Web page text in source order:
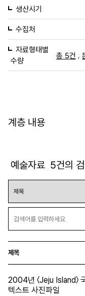
생산시기
수집처
자료형태별
수량
총 5건 ,
계층 내용
예술자료 5건의
제목
2004년 〈Jeju Island〉
텍스트 사진파일